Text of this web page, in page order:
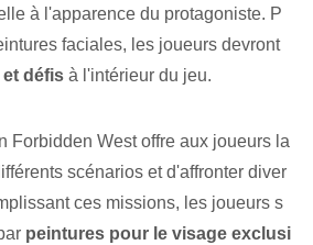
à l'apparence du protagoniste. P
faciales, les joueurs devront
défis à l'intérieur du jeu.
Forbidden West offre aux joueurs la
scénarios et d'affronter diver
ces missions,⁣ les joueurs s
peintures pour le visage exclusi